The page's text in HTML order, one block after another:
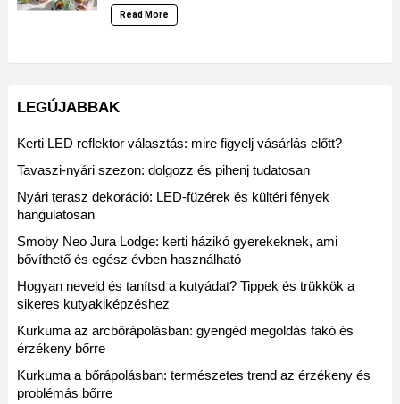
Read More
LEGÚJABBAK
Kerti LED reflektor választás: mire figyelj vásárlás előtt?
Tavaszi-nyári szezon: dolgozz és pihenj tudatosan
Nyári terasz dekoráció: LED-füzérek és kültéri fények
hangulatosan
Smoby Neo Jura Lodge: kerti házikó gyerekeknek, ami
bővíthető és egész évben használható
Hogyan neveld és tanítsd a kutyádat? Tippek és trükkök a
sikeres kutyakiképzéshez
Kurkuma az arcbőrápolásban: gyengéd megoldás fakó és
érzékeny bőrre
Kurkuma a bőrápolásban: természetes trend az érzékeny és
problémás bőrre